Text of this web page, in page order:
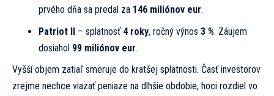
prvého dňa sa predal za 146 miliónov eur.
Patriot II– splatnosť 4 roky, ročný výnos 3 %. Záujem
dosiahol 99 miliónov eur.
Vyšší objem zatiaľ smeruje do kratšej splatnosti. Časť investorov
zrejme nechce viazať peniaze na dlhšie obdobie, hoci rozdiel vo